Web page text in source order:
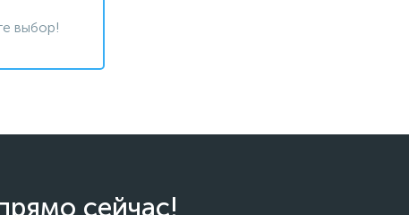
выбор!
сейчас!